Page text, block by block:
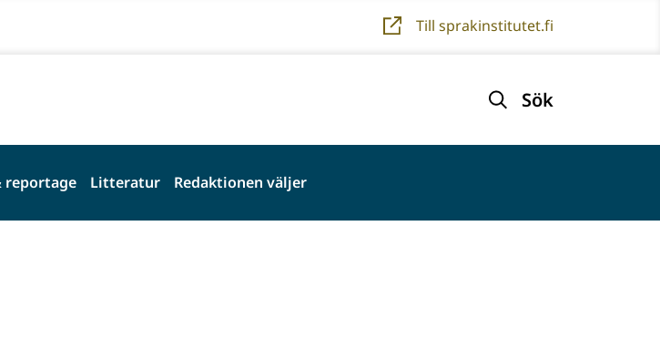
Till sprakinstitutet.fi
Sök
reportage Litteratur Redaktionen väljer